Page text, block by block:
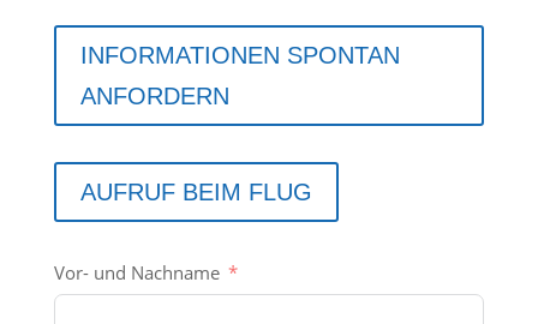
INFORMATIONEN SPONTAN
ANFORDERN
AUFRUF BEIM FLUG
Vor- und Nachname